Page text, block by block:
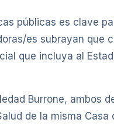
públicas es clave
es subrayan que
que incluya al
Burrone, ambos
de la misma Casa